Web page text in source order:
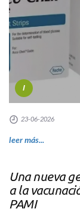
I
23-06-2026
leer más...
Una nueva
a la
PAMI